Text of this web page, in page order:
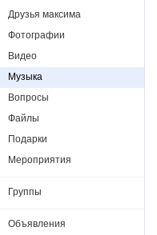
Друзья максима
Фотографии
Видео
Музыка
Вопросы
Файлы
Подарки
Мероприятия
Группы
Объявления